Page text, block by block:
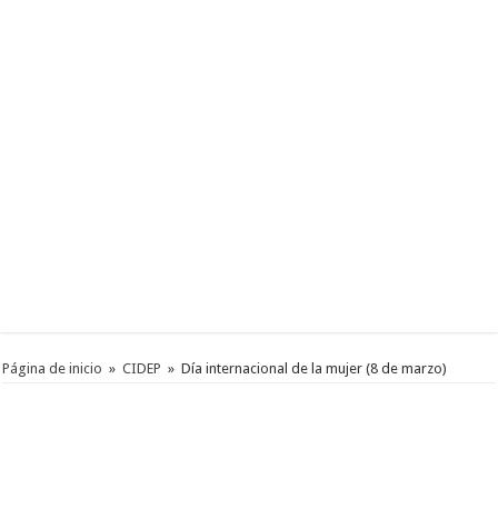
Página de inicio » CIDEP » Día internacional de la mujer (8 de marzo)